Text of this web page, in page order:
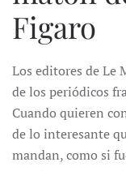
Figaro
Los editores de Le
de los periódicos
Cuando quieren
de lo interesante
mandan, como si